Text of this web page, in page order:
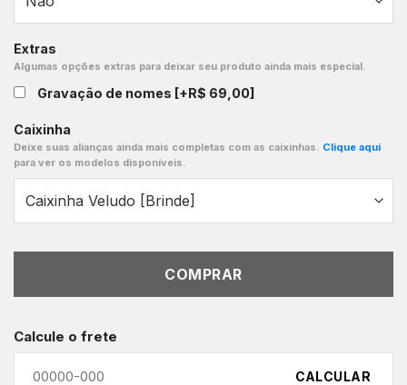
Extras
Algumas opções extras para deixar seu produto ainda mais especial.
Gravação de nomes [+R$ 69,00]
Caixinha
Deixe suas alianças ainda mais completas com as caixinhas. Clique aqui
para ver os modelos disponíveis.
COMPRAR
Calcule o frete
CALCULAR